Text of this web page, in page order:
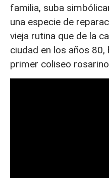
familia, suba
una especie de
vieja rutina que de la
ciudad en los años 80,
primer coliseo